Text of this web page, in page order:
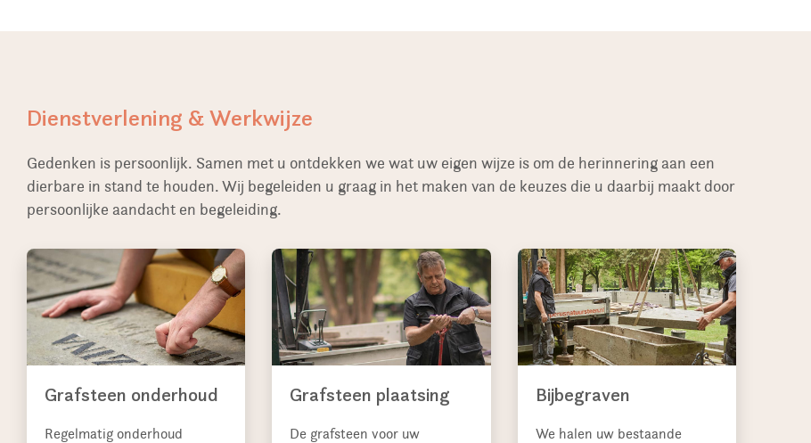
Dienstverlening & Werkwijze
Gedenken is persoonlijk. Samen met u ontdekken we wat uw eigen wijze is om de herinnering aan een
dierbare in stand te houden. Wij begeleiden u graag in het maken van de keuzes die u daarbij maakt door
persoonlijke aandacht en begeleiding.
Grafsteen onderhoud
Regelmatig onderhoud
Grafsteen plaatsing
De grafsteen voor uw
Bijbegraven
We halen uw bestaande